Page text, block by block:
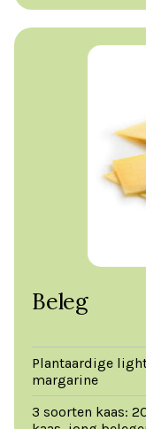
Beleg
Plantaardige
margarine
3 soorten kaas: